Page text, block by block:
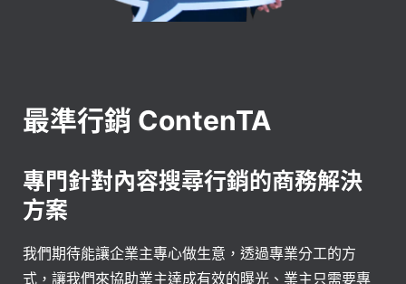
最準行銷 ContenTA
專門針對內容搜尋行銷的商務解決
方案
我們期待能讓企業主專心做生意，透過專業分工的方
式，讓我們來協助業主達成有效的曝光、業主只需要專